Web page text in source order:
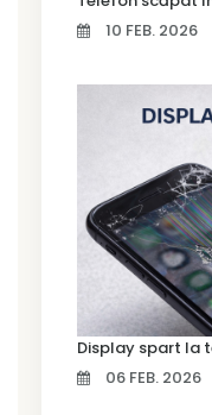
10 FEB. 2026
Display spart la
06 FEB. 2026